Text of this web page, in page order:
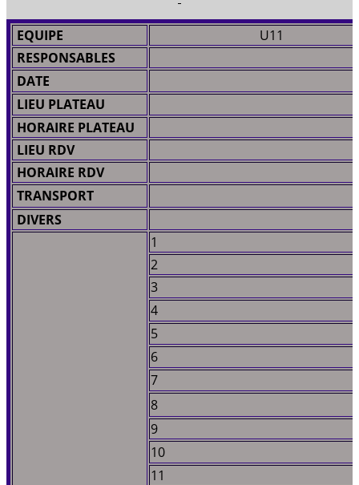
EQUIPE
U11
RESPONSABLES
DATE
LIEU PLATEAU
HORAIRE PLATEAU
LIEU RDV
HORAIRE RDV
TRANSPORT
DIVERS
1
2
3
4
5
6
7
8
9
10
11